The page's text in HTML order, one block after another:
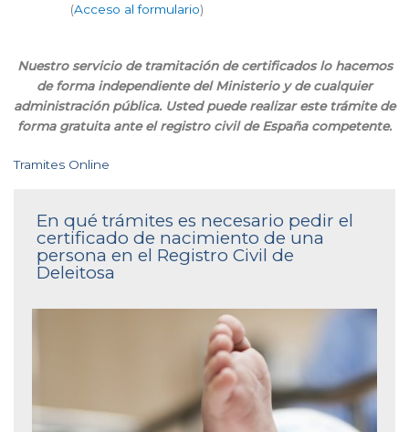
(Acceso al formulario)
Nuestro servicio de tramitación de certificados lo hacemos
de forma independiente del Ministerio y de cualquier
administración pública. Usted puede realizar este trámite de
forma gratuita ante el registro civil de España competente.
Tramites Online
En qué trámites es necesario pedir el
certificado de nacimiento de una
persona en el Registro Civil de
Deleitosa